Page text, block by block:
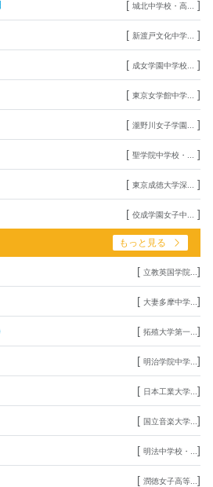
[ 城北中学校・高... ]
[ 新渡戸文化中学... ]
[ 成女学園中学校... ]
[ 東京女学館中学... ]
[ 瀧野川女子学園... ]
[ 聖学院中学校・... ]
[ 東京成徳大学深... ]
[ 佼成学園女子中... ]
もっと見る
[ 立教英国学院... ]
[ 大妻多摩中学... ]
[ 拓殖大学第一... ]
[ 明治学院中学... ]
[ 日本工業大学... ]
[ 国立音楽大学... ]
[ 明法中学校・... ]
[ 潤徳女子高等... ]